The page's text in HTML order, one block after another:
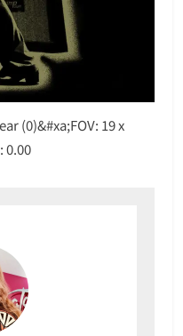
(0)&#xa;FOV: 19 x
0.00